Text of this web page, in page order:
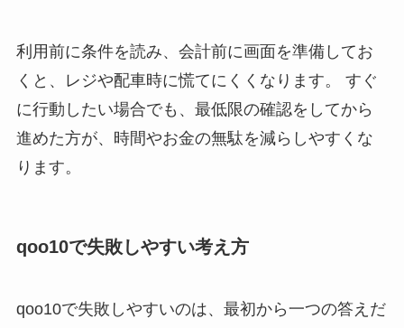
利用前に条件を読み、会計前に画面を準備してお
くと、レジや配車時に慌てにくくなります。 すぐ
に行動したい場合でも、最低限の確認をしてから
進めた方が、時間やお金の無駄を減らしやすくな
ります。
qoo10で失敗しやすい考え方
qoo10で失敗しやすいのは、最初から一つの答えだ